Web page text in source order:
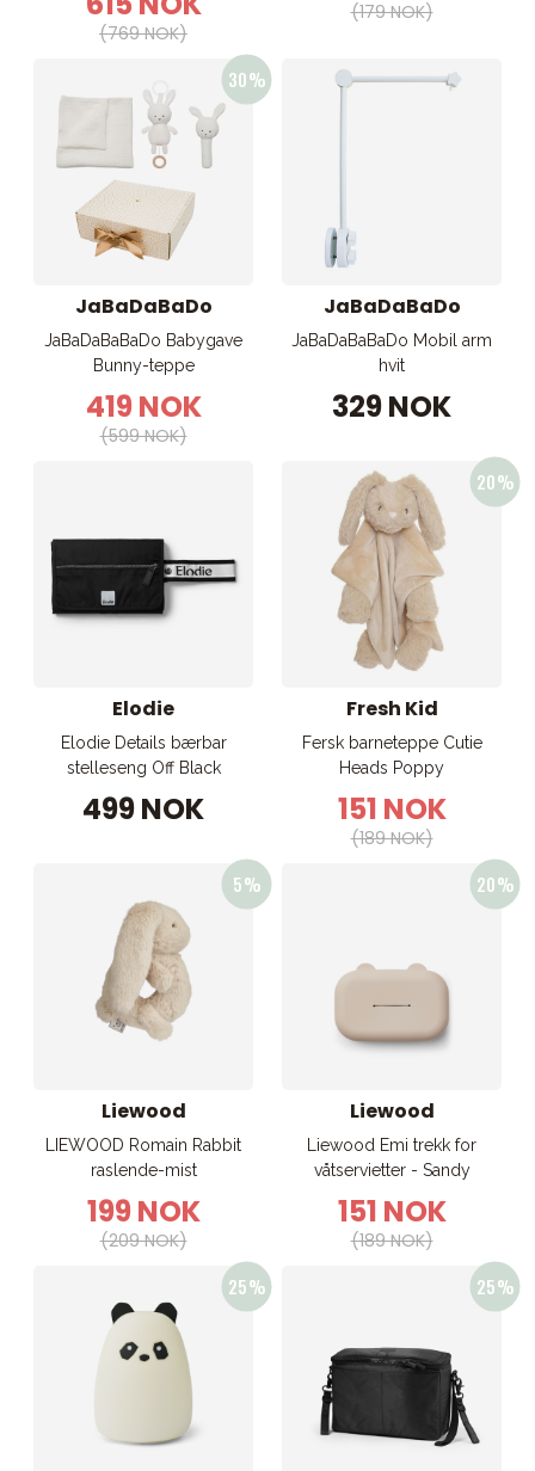
(769 NOK)
(179 NOK)
JaBaDaBaDo
JaBaDaBaBaDo Babygave
Bunny-teppe
419 NOK
(599 NOK)
JaBaDaBaDo
JaBaDaBaBaDo Mobil arm
hvit
329 NOK
Elodie
Elodie Details bærbar
stelleseng Off Black
499 NOK
Fresh Kid
Fersk barneteppe Cutie
Heads Poppy
151 NOK
(189 NOK)
Liewood
LIEWOOD Romain Rabbit
raslende-mist
199 NOK
(209 NOK)
Liewood
Liewood Emi trekk for
våtservietter - Sandy
151 NOK
(189 NOK)